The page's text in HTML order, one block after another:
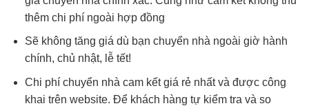
thêm chi phí ngoài hợp đồng
Sẽ không tăng giá dù bạn chuyển nhà ngoài giờ hành
chính, chủ nhật, lễ tết!
Chi phí chuyển nhà cam kết giá rẻ nhất và được công
khai trên website. Để khách hàng tự kiểm tra và so